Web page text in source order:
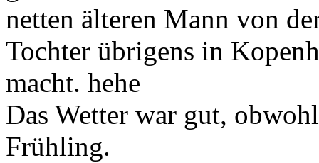
netten älteren Mann von
Tochter übrigens in
macht. hehe
Das Wetter war gut,
Frühling.